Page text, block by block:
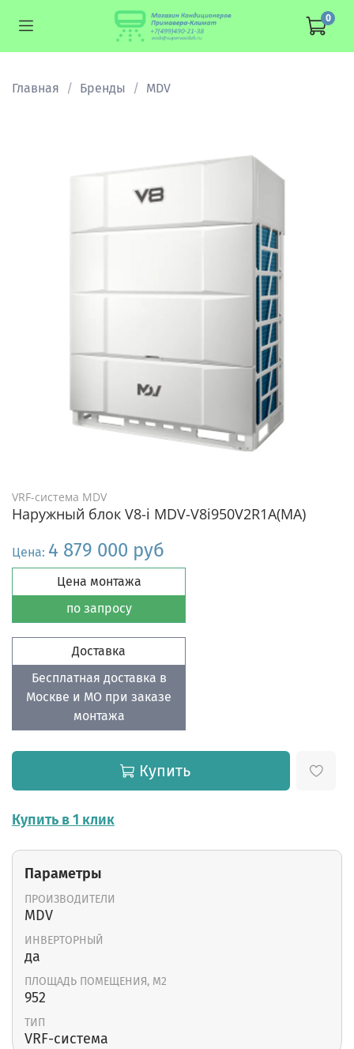
0
Главная Бренды MDV
VRF-система MDV
Наружный блок V8-i MDV-V8i950V2R1A(MA)
Цена: 4 879 000 руб
Цена монтажа
по запросу
Доставка
Бесплатная доставка в
Москве и МО при заказе
монтажа
Купить
Купить в 1 клик
Параметры
ПРОИЗВОДИТЕЛИ
MDV
ИНВЕРТОРНЫЙ
да
ПЛОЩАДЬ ПОМЕЩЕНИЯ, М2
952
ТИП
VRF-система